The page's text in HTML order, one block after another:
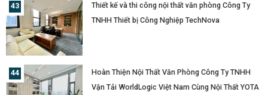
Thiết kế và thi công nội thất văn phòng Công Ty
TNHH Thiết bị Công Nghiệp TechNova
Hoàn Thiện Nội Thất Văn Phòng Công Ty TNHH
Vận Tải WorldLogic Việt Nam Cùng Nội Thất YOTA